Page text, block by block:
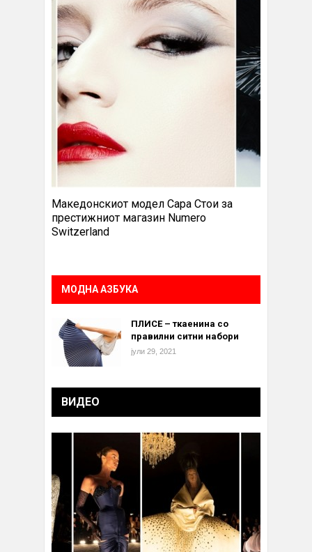
Македонскиот модел Сара Стои за
престижниот магазин Numero
Switzerland
МОДНА АЗБУКА
ПЛИСЕ – ткаенина со
правилни ситни набори
јули 29, 2021
ВИДЕО